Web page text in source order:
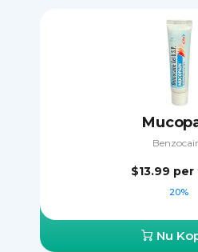
$13.99 per
20%
Nu